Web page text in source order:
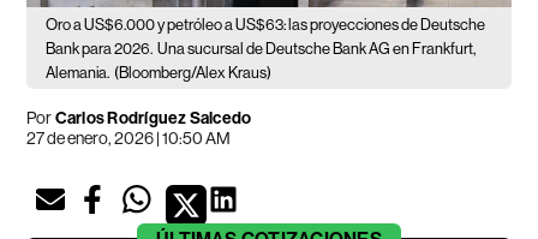
Oro a US$6.000 y petróleo a US$63: las proyecciones de Deutsche
Bank para 2026. Una sucursal de Deutsche Bank AG en Frankfurt,
Alemania. (Bloomberg/Alex Kraus)
PorCarlos Rodríguez Salcedo
27 de enero, 2026 | 10:50 AM